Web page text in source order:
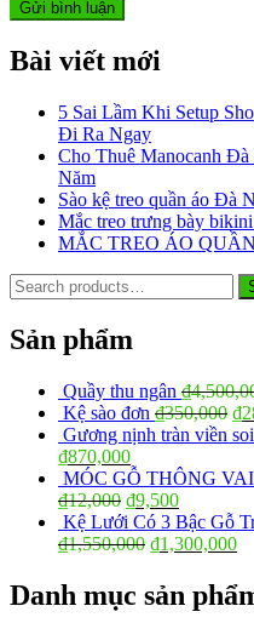
Bài viết mới
5 Sai Lầm Khi Setup
Đi Ra Ngay
Cho Thuê Manocanh
Năm
Sào kệ treo quần áo Đà
Mắc treo trưng bày
MẮC TREO ÁO
Search
for:
Sản phẩm
Quầy thu ngân ₫
Kệ sào đơn ₫350,000 ₫
Gương nịnh tràn viền
₫870,000
MÓC GỖ THÔNG
₫12,000 ₫9,500
Kệ Lưới Có 3 Bậc Gỗ
₫1,550,000 ₫1,300,000
Danh mục sản